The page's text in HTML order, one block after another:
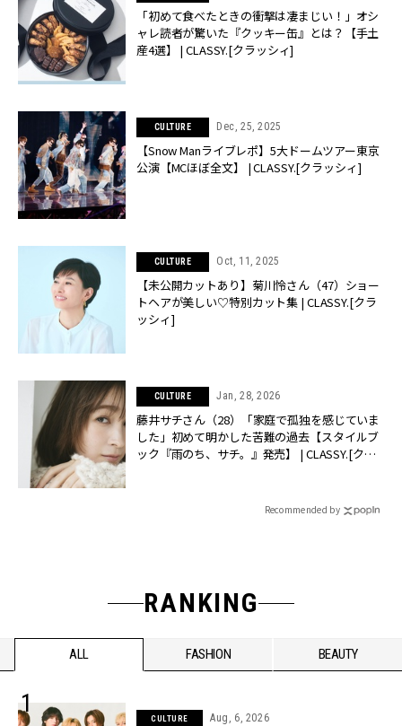
「初めて食べたときの衝撃は凄まじい！」オシ
ャレ読者が驚いた『クッキー缶』とは？【手土
産4選】 | CLASSY.[クラッシィ]
CULTURE Dec, 25, 2025
【Snow Manライブレポ】5大ドームツアー東京
公演【MCほぼ全文】 | CLASSY.[クラッシィ]
CULTURE Oct, 11, 2025
【未公開カットあり】菊川怜さん（47）ショー
トヘアが美しい♡特別カット集 | CLASSY.[クラ
ッシィ]
CULTURE Jan, 28, 2026
藤井サチさん（28）「家庭で孤独を感じていま
した」初めて明かした苦難の過去【スタイルブ
ック『雨のち、サチ。』発売】 | CLASSY.[クラ
Recommended by
RANKING
ALL FASHION BEAUTY
CULTURE Aug, 6, 2026